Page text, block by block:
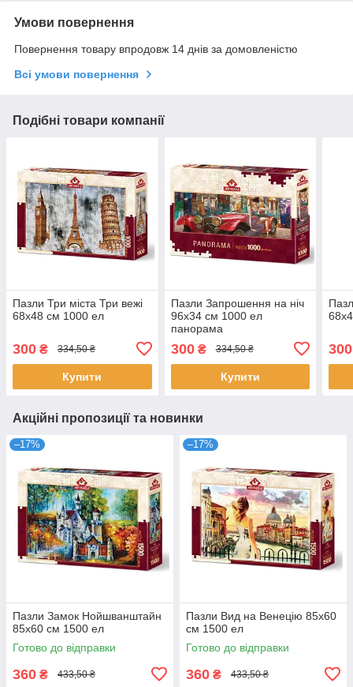
Умови повернення
Повернення товару впродовж 14 днів за домовленістю
Всі умови повернення
Подібні товари компанії
Пазли Три міста Три вежі
68х48 см 1000 ел
300 ₴ 334,50 ₴
Купити
Пазли Запрошення на ніч
96х34 см 1000 ел
панорама
300₴ 334,50 ₴
Купити
300
Акційні пропозиції та новинки
–17%
Пазли Замок Нойшванштайн
85х60 см 1500 ел
Готово до відправки
360 ₴ 433,50 ₴
–17%
Пазли Вид на Венецію 85х60
см 1500 ел
Готово до відправки
360 ₴ 433,50 ₴